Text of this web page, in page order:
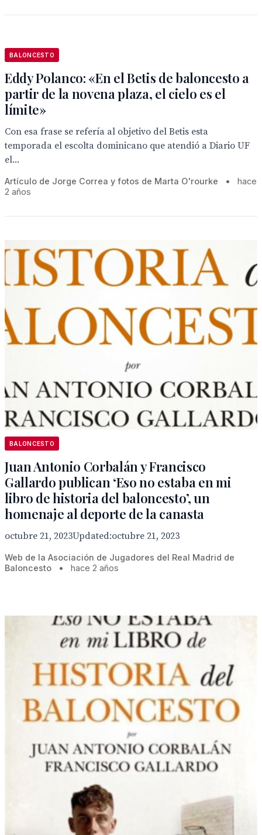
BALONCESTO
Eddy Polanco: «En el Betis de baloncesto a
partir de la novena plaza, el cielo es el
límite»
Con esa frase se refería al objetivo del Betis esta
temporada el escolta dominicano que atendió a Diario UF
el...
Artículo de Jorge Correa y fotos de Marta O'rourke •
hace
2 años
BALONCESTO
Juan Antonio Corbalán y Francisco
Gallardo publican ‘Eso no estaba en mi
libro de historia del baloncesto’, un
homenaje al deporte de la canasta
octubre 21, 2023Updated:octubre 21, 2023
Web de la Asociación de Jugadores del Real Madrid de
Baloncesto
• hace 2 años